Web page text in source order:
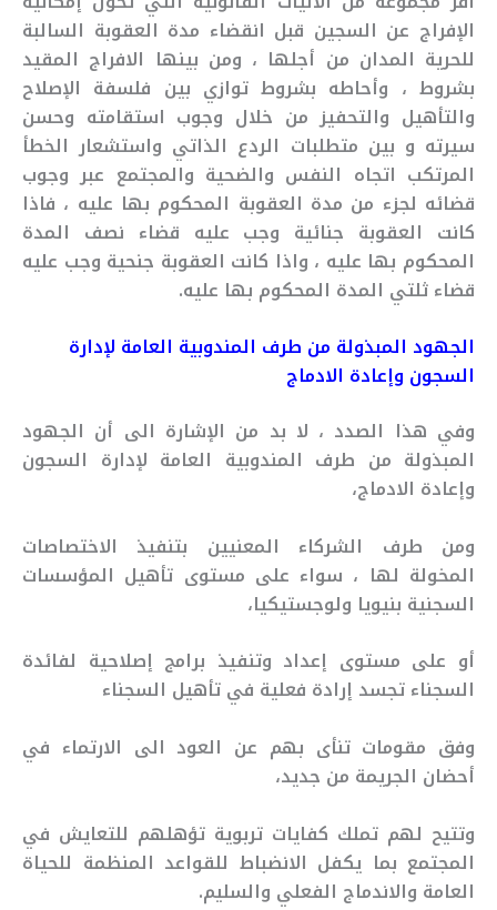
الإفراج عن السجين قبل انقضاء مدة العقوبة السالبة
للحرية المدان من أجلها ، ومن بينها الافراج المقيد
بشروط ، وأحاطه بشروط توازي بين فلسفة الإصلاح
والتأهيل والتحفيز من خلال وجوب استقامته وحسن
سيرته و بين متطلبات الردع الذاتي واستشعار الخطأ
المرتكب اتجاه النفس والضحية والمجتمع عبر وجوب
قضائه لجزء من مدة العقوبة المحكوم بها عليه ، فاذا
كانت العقوبة جنائية وجب عليه قضاء نصف المدة
المحكوم بها عليه ، واذا كانت العقوبة جنحية وجب عليه
قضاء ثلتي المدة المحكوم بها عليه.
الجهود المبذولة من طرف المندوبية العامة لإدارة
السجون وإعادة الادماج
وفي هذا الصدد ، لا بد من الإشارة الى أن الجهود
المبذولة من طرف المندوبية العامة لإدارة السجون
وإعادة الادماج،
ومن طرف الشركاء المعنيين بتنفيذ الاختصاصات
المخولة لها ، سواء على مستوى تأهيل المؤسسات
السجنية بنيويا ولوجستيكيا،
أو على مستوى إعداد وتنفيذ برامج إصلاحية لفائدة
السجناء تجسد إرادة فعلية في تأهيل السجناء
وفق مقومات تنأى بهم عن العود الى الارتماء في
أحضان الجريمة من جديد،
وتتيح لهم تملك كفايات تربوية تؤهلهم للتعايش في
المجتمع بما يكفل الانضباط للقواعد المنظمة للحياة
العامة والاندماج الفعلي والسليم.